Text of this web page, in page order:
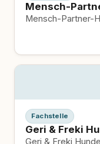
Mensch-
Mensch-Partner-
Fachstelle
Geri & Freki